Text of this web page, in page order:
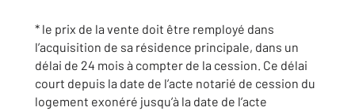
* le prix de la vente doit être remployé dans
l’acquisition de sa résidence principale, dans un
délai de 24 mois à compter de la cession. Ce délai
court depuis la date de l’acte notarié de cession du
logement exonéré jusqu’à la date de l’acte